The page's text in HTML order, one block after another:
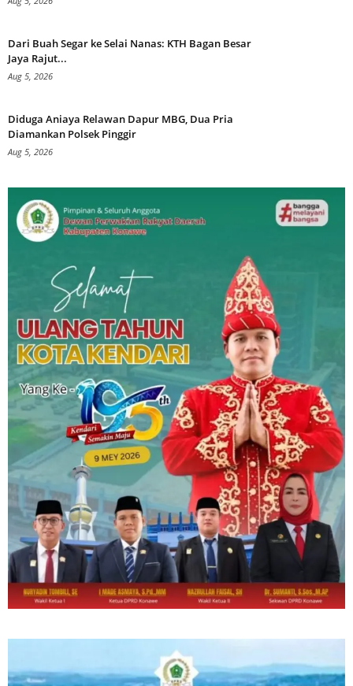
Dari Buah Segar ke Selai Nanas: KTH Bagan Besar
Jaya Rajut...
Aug 5, 2026
Diduga Aniaya Relawan Dapur MBG, Dua Pria
Diamankan Polsek Pinggir
Aug 5, 2026